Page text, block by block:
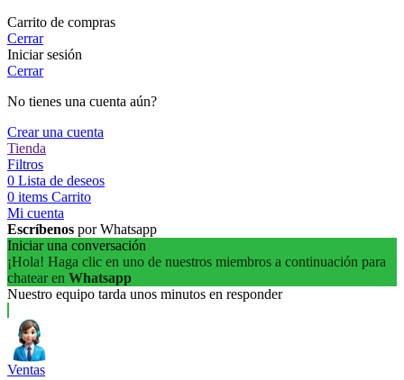
Carrito de compras
Cerrar
Iniciar sesión
Cerrar
No tienes una cuenta aún?
Crear una cuenta
Tienda
Filtros
0 Lista de deseos
0 items Carrito
Mi cuenta
Escríbenos por Whatsapp
Iniciar una conversación
¡Hola! Haga clic en uno de nuestros miembros a continuación para
chatear en Whatsapp
Nuestro equipo tarda unos minutos en responder
Ventas